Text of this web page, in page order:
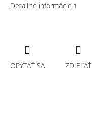
Detailné informácie
OPÝTAŤ SA ZDIEĽAŤ